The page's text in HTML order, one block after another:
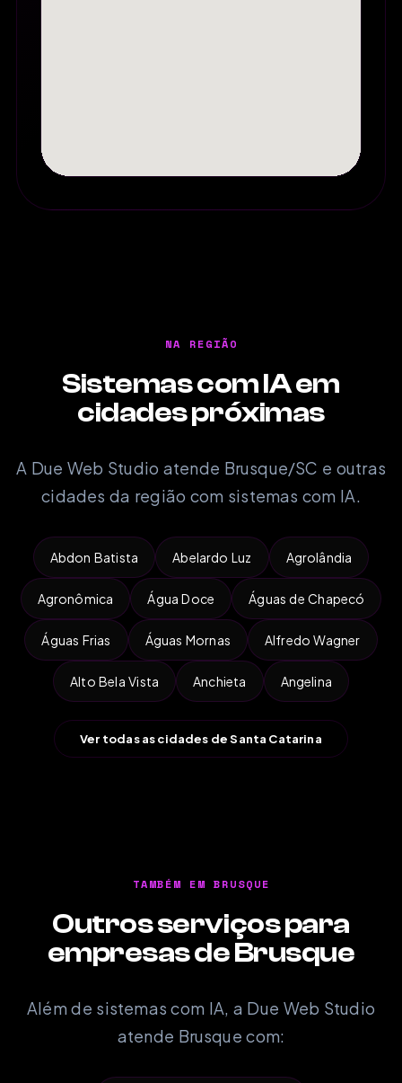
NA REGIÃO
Sistemas com IA em
cidades próximas
A Due Web Studio atende Brusque/SC e outras
cidades da região com sistemas com IA.
Abdon Batista Abelardo Luz Agrolândia
Agronômica Água Doce Águas de Chapecó
Águas Frias Águas Mornas Alfredo Wagner
Alto Bela Vista Anchieta Angelina
Ver todas as cidades de Santa Catarina
TAMBÉM EM BRUSQUE
Outros serviços para
empresas de Brusque
Além de sistemas com IA, a Due Web Studio
atende Brusque com: